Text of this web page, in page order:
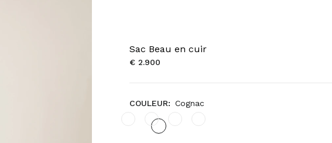
Sac Beau en cuir
€ 2.900
COULEUR: Cognac